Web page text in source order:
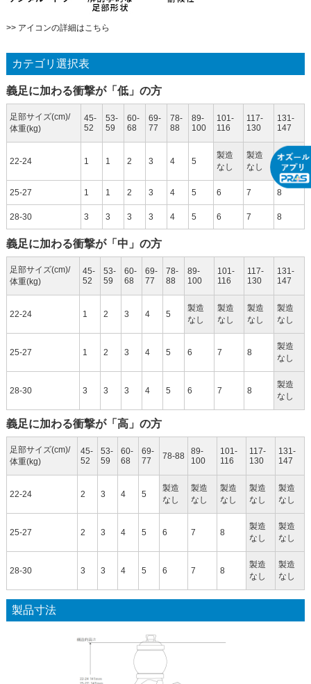
>> アイコンの詳細はこちら
カテゴリ選択表
義足に加わる衝撃が「低」の方
足部サイズ(cm)/
体重(kg)
45-
52
53-
59
60-
68
69-
77
78-
88
89-
100
101-
116
117-
130
131-
147
22-24 1 1 2 3 4 5
製造
なし
製造
なし
製造
なし
25-27 1 1 2 3 4 5 6 7 8
28-30 3 3 3 3 4 5 6 7 8
義足に加わる衝撃が「中」の方
足部サイズ(cm)/
体重(kg)
45-
52
53-
59
60-
68
69-
77
78-
88
89-
100
101-
116
117-
130
131-
147
22-24 1 2 3 4 5
製造
なし
製造
なし
製造
なし
製造
なし
25-27 1 2 3 4 5 6 7 8
製造
なし
28-30 3 3 3 4 5 6 7 8
製造
なし
義足に加わる衝撃が「高」の方
足部サイズ(cm)/
体重(kg)
45-
52
53-
59
60-
68
69-
77
78-88
89-
100
101-
116
117-
130
131-
147
22-24 2 3 4 5
製造
なし
製造
なし
製造
なし
製造
なし
製造
なし
25-27 2 3 4 5 6 7 8
製造
なし
製造
なし
28-30 3 3 4 5 6 7 8
製造
なし
製造
なし
製品寸法